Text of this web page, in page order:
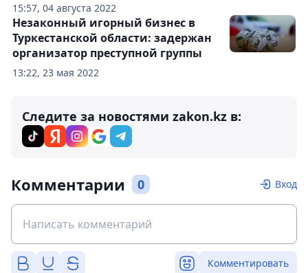
15:57, 04 августа 2022
13:22, 23 мая 2022
Незаконный игорный бизнес в
Туркестанской области: задержан
организатор преступной группы
Следите за новостями zakon.kz в:
Комментарии 0 Вход
Комментировать